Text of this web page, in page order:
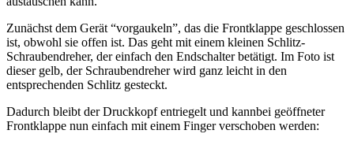
Zunächst dem Gerät “vorgaukeln”, das die Frontklappe geschlossen
ist, obwohl sie offen ist. Das geht mit einem kleinen Schlitz-
Schraubendreher, der einfach den Endschalter betätigt. Im Foto ist
dieser gelb, der Schraubendreher wird ganz leicht in den
entsprechenden Schlitz gesteckt.
Dadurch bleibt der Druckkopf entriegelt und kannbei geöffneter
Frontklappe nun einfach mit einem Finger verschoben werden: